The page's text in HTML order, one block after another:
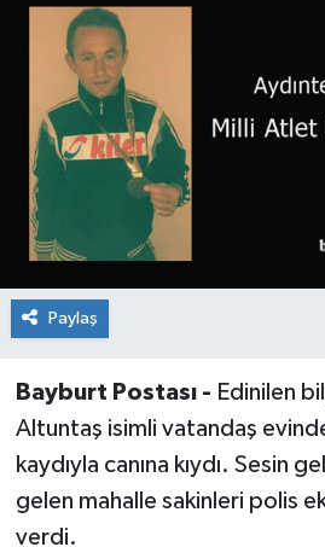
Paylaş
Bayburt Postası - Edinilen
Altuntaş isimli vatandaş
kaydıyla canına kıydı. Sesin
gelen mahalle sakinleri polis
verdi.